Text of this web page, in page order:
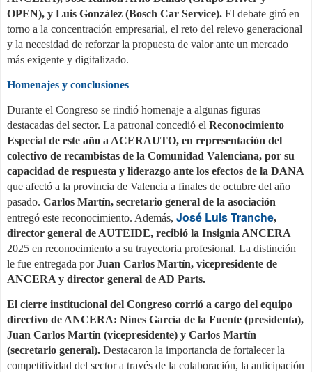
OPEN), y Luis González (Bosch Car Service). El debate giró en
torno a la concentración empresarial, el reto del relevo generacional
y la necesidad de reforzar la propuesta de valor ante un mercado
más exigente y digitalizado.
Homenajes y conclusiones
Durante el Congreso se rindió homenaje a algunas figuras
destacadas del sector. La patronal concedió el Reconocimiento
Especial de este año a ACERAUTO, en representación del
colectivo de recambistas de la Comunidad Valenciana, por su
capacidad de respuesta y liderazgo ante los efectos de la DANA
que afectó a la provincia de Valencia a finales de octubre del año
pasado. Carlos Martín, secretario general de la asociación
entregó este reconocimiento. Además, José Luis Tranche,
director general de AUTEIDE, recibió la Insignia ANCERA
2025 en reconocimiento a su trayectoria profesional. La distinción
le fue entregada porJuan Carlos Martín, vicepresidente de
ANCERA y director general de AD Parts.
El cierre institucional del Congreso corrió a cargo del equipo
directivo de ANCERA: Nines García de la Fuente (presidenta),
Juan Carlos Martín (vicepresidente) y Carlos Martín
(secretario general). Destacaron la importancia de fortalecer la
competitividad del sector a través de la colaboración, la anticipación